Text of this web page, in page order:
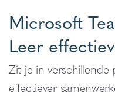
Microsoft
Leer
Zit je in verschillende
effectiever